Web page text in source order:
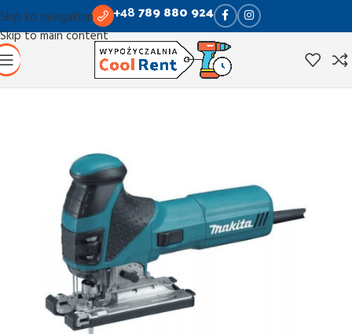
Skip to navigation
Skip to main content
+48789 880 924